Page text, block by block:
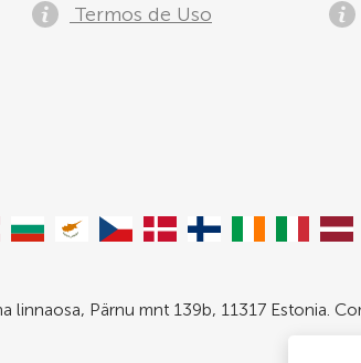
Termos de Uso
linnaosa, Pärnu mnt 139b, 11317 Estonia.